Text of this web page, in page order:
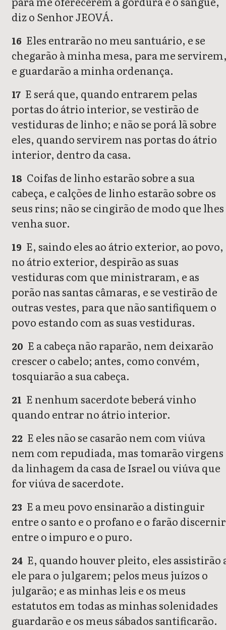
diz o Senhor JEOVÁ.
16 Eles entrarão no meu santuário, e se
chegarão à minha mesa, para me
e guardarão a minha ordenança.
17 E será que, quando entrarem pelas
portas do átrio interior, se vestirão de
vestiduras de linho; e não se porá lã sobre
eles, quando servirem nas portas do átrio
interior, dentro da casa.
18 Coifas de linho estarão sobre a sua
cabeça, e calções de linho estarão sobre os
seus rins; não se cingirão de modo que lhes
venha suor.
19 E, saindo eles ao átrio exterior, ao povo,
no átrio exterior, despirão as suas
vestiduras com que ministraram, e as
porão nas santas câmaras, e se vestirão de
outras vestes, para que não santifiquem o
povo estando com as suas vestiduras.
20 E a cabeça não raparão, nem deixarão
crescer o cabelo; antes, como convém,
tosquiarão a sua cabeça.
21 E nenhum sacerdote beberá vinho
quando entrar no átrio interior.
22 E eles não se casarão nem com viúva
nem com repudiada, mas tomarão virgens
da linhagem da casa de Israel ou viúva que
for viúva de sacerdote.
23 E a meu povo ensinarão a distinguir
entre o santo e o profano e o farão discernir
entre o impuro e o puro.
24 E, quando houver pleito, eles assistirão
ele para o julgarem; pelos meus juízos o
julgarão; e as minhas leis e os meus
estatutos em todas as minhas solenidades
guardarão e os meus sábados santificarão.